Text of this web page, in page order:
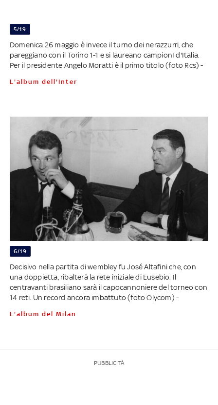
5/19
Domenica 26 maggio è invece il turno dei nerazzurri, che
pareggiano con il Torino 1-1 e si laureano campionI d'Italia.
Per il presidente Angelo Moratti è il primo titolo (foto Rcs) -
L'album dell'Inter
6/19
Decisivo nella partita di wembley fu José Altafini che, con
una doppietta, ribalterà la rete iniziale di Eusebio. Il
centravanti brasiliano sarà il capocannoniere del torneo con
14 reti. Un record ancora imbattuto (foto Olycom) -
L'album del Milan
PUBBLICITÀ